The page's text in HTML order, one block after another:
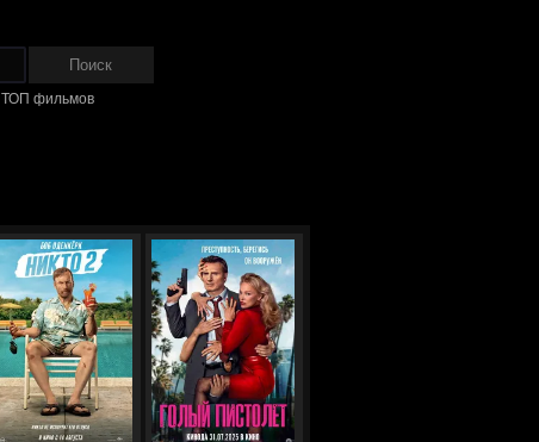
ТОП фильмов